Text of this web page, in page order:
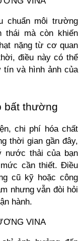
chuẩn môi trường
thái mà còn khiến
nặng từ cơ quan
điều này có thể
tín và hình ảnh của
bất thường
chi phí hóa chất
thời gian gần đây,
nước thải của bạn
cần thiết. Điều
cũ kỹ hoặc công
nhưng vẫn đòi hỏi
hành.